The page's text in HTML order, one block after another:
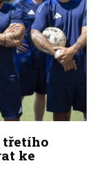
třetího
ke